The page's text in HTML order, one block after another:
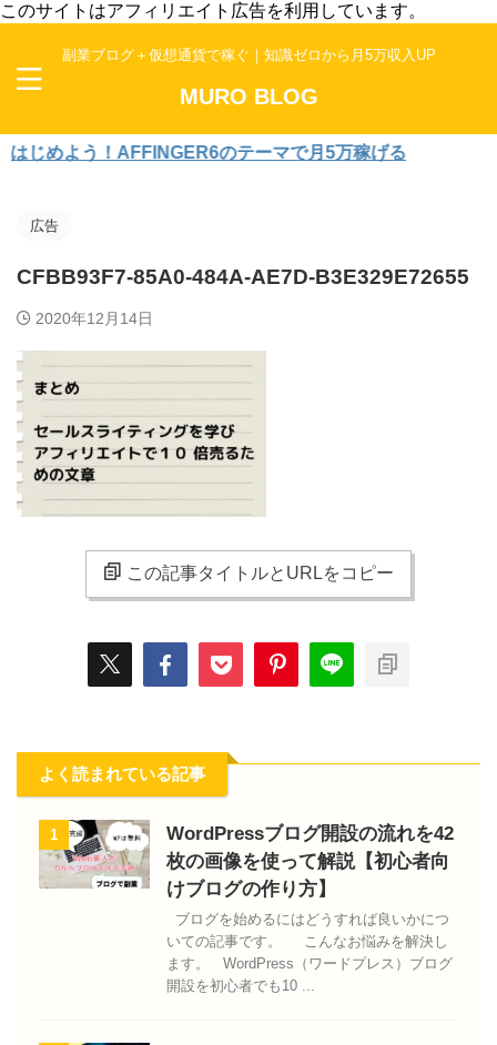
このサイトはアフィリエイト広告を利用しています。
副業ブログ＋仮想通貨で稼ぐ｜知識ゼロから月5万収入UP
MURO BLOG
めよう！AFFINGER6のテーマで月5万稼げる
広告
CFBB93F7-85A0-484A-AE7D-B3E329E72655
2020年12月14日
この記事タイトルとURLをコピー
よく読まれている記事
1
WordPressブログ開設の流れを42
枚の画像を使って解説【初心者向
けブログの作り方】
ブログを始めるにはどうすれば良いかにつ
いての記事です。 こんなお悩みを解決し
ます。 WordPress（ワードプレス）ブログ
開設を初心者でも10 ...